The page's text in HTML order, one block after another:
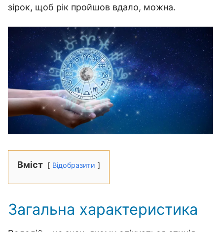
зірок, щоб рік пройшов вдало, можна.
Вміст Відобразити
Загальна характеристика